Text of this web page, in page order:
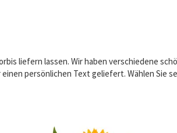
liefern lassen. Wir haben verschiedene
persönlichen Text geliefert. Wählen Sie